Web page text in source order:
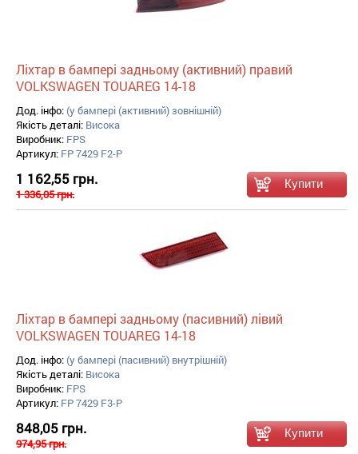
Ліхтар в бампері задньому (активний) правий
VOLKSWAGEN TOUAREG 14-18
Дод. інфо: (у бампері (активний) зовнішній)
Якість деталі: Висока
Виробник: FPS
Артикул: FP 7429 F2-P
1 162,55 грн.
1 336,05 грн.
Ліхтар в бампері задньому (пасивний) лівий
VOLKSWAGEN TOUAREG 14-18
Дод. інфо: (у бампері (пасивний) внутрішній)
Якість деталі: Висока
Виробник: FPS
Артикул: FP 7429 F3-P
848,05 грн.
974,95 грн.